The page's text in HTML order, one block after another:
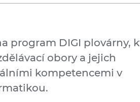
program DIGI plovárny,
obory a jejich
kompetencemi v